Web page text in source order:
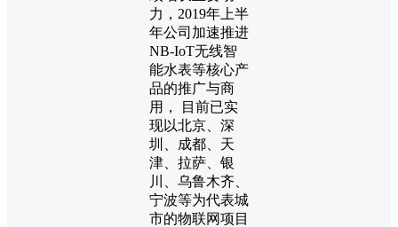
力，2019年上半
年公司加速推进
NB-IoT无线智
能水表等核心产
品的推广与商
用， 目前已实
现以北京、深
圳、成都、天
津、拉萨、银
川、乌鲁木齐、
宁波等为代表城
市的物联网项目